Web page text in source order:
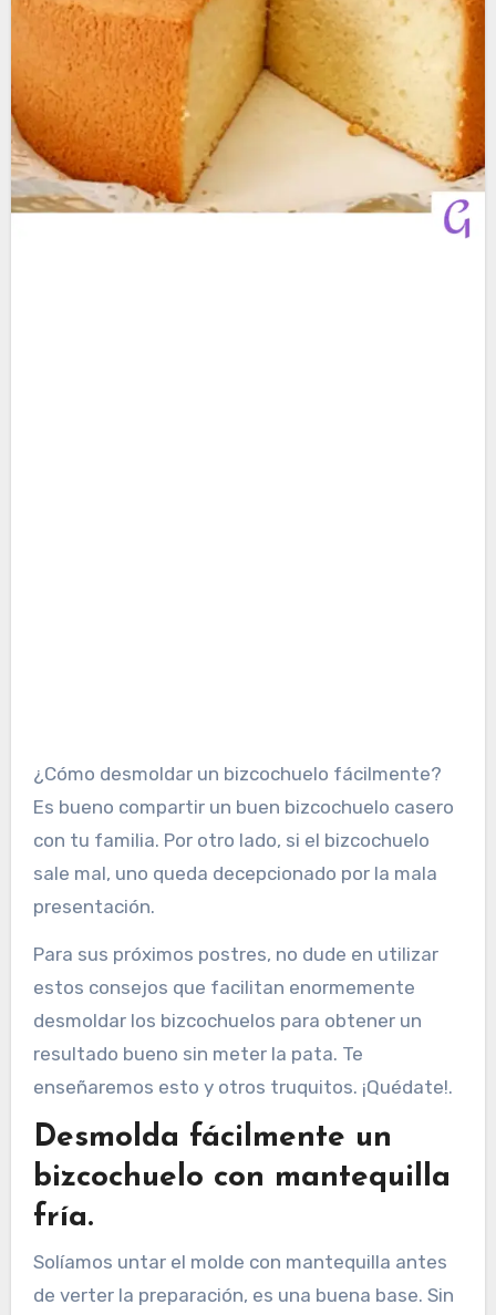
¿Cómo desmoldar un bizcochuelo fácilmente?
Es bueno compartir un buen bizcochuelo casero
con tu familia. Por otro lado, si el bizcochuelo
sale mal, uno queda decepcionado por la mala
presentación.
Para sus próximos postres, no dude en utilizar
estos consejos que facilitan enormemente
desmoldar los bizcochuelos para obtener un
resultado bueno sin meter la pata. Te
enseñaremos esto y otros truquitos. ¡Quédate!.
Desmolda fácilmente un
bizcochuelo con mantequilla
fría.
Solíamos untar el molde con mantequilla antes
de verter la preparación, es una buena base. Sin